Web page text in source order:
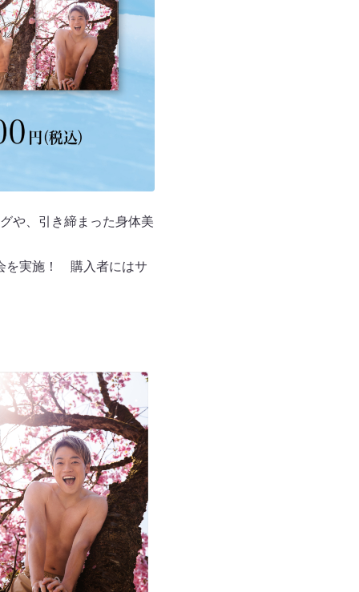
や、引き締まった身体美
を実施！ 購入者にはサ